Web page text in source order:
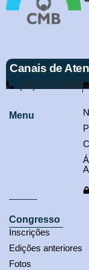
Canais de
(61) 3321-9563
Menu
Congresso
Inscrições
Edições anteriores
Fotos